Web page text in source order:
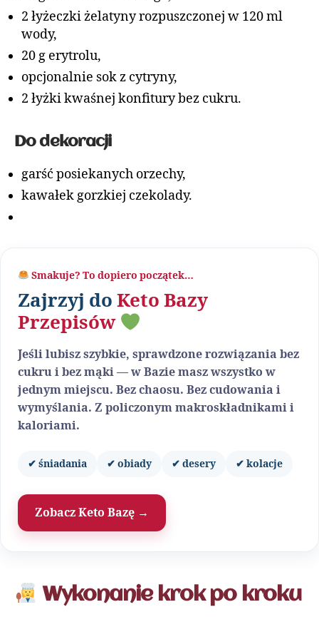
2 łyżeczki żelatyny rozpuszczonej w 120 ml
wody,
20 g erytrolu,
opcjonalnie sok z cytryny,
2 łyżki kwaśnej konfitury bez cukru.
Do dekoracji
garść posiekanych orzechy,
kawałek gorzkiej czekolady.
Smakuje? To dopiero początek…
Zajrzyj do Keto Bazy
Przepisów
Jeśli lubisz szybkie, sprawdzone rozwiązania bez
cukru i bez mąki — w Bazie masz wszystko w
jednym miejscu. Bez chaosu. Bez cudowania i
wymyślania. Z policzonym makroskładnikami i
kaloriami.
✔ śniadania ✔ obiady ✔ desery ✔ kolacje
Zobacz Keto Bazę →
Wykonanie krok po kroku